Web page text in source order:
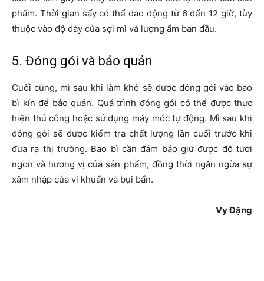
phẩm. Thời gian sấy có thể dao động từ 6 đến 12 giờ, tùy
thuộc vào độ dày của sợi mì và lượng ẩm ban đầu.
5. Đóng gói và bảo quản
Cuối cùng, mì sau khi làm khô sẽ được đóng gói vào bao
bì kín để bảo quản. Quá trình đóng gói có thể được thực
hiện thủ công hoặc sử dụng máy móc tự động. Mì sau khi
đóng gói sẽ được kiểm tra chất lượng lần cuối trước khi
đưa ra thị trường. Bao bì cần đảm bảo giữ được độ tươi
ngon và hương vị của sản phẩm, đồng thời ngăn ngừa sự
xâm nhập của vi khuẩn và bụi bẩn.
Vy Đặng